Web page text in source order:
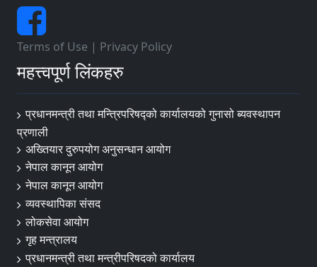
Terms of Use | Privacy Policy
महत्त्वपूर्ण लिंकहरु
प्रधानमन्त्री तथा मन्त्रिपरिषद्को कार्यालयको गुनासो ब्यवस्थापन
प्रणाली
अख्तियार दुरुपयोग अनुसन्धान आयोग
नेपाल कानून आयोग
नेपाल कानून आयोग
व्यवस्थापिका संसद
लोकसेवा आयोग
गृह मन्त्रालय
प्रधानमन्त्री तथा मन्त्रीपरिषदको कार्यालय